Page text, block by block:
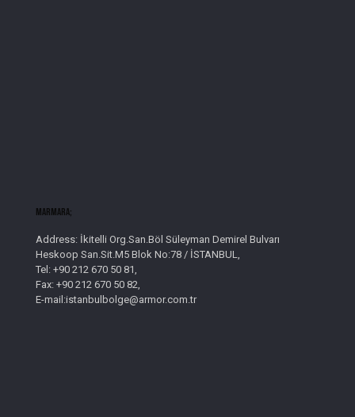
Marmara;
Address: İkitelli Org.San.Böl Süleyman Demirel Bulvarı
Heskoop San.Sit.M5 Blok No:78 / İSTANBUL,
Tel: +90 212 670 50 81,
Fax: +90 212 670 50 82,
E-mail:istanbulbolge@armor.com.tr